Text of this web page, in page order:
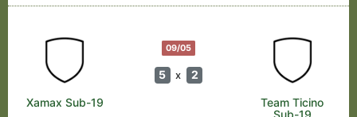
09/05
5 x 2
Xamax Sub-19
Team Ticino
Sub-19